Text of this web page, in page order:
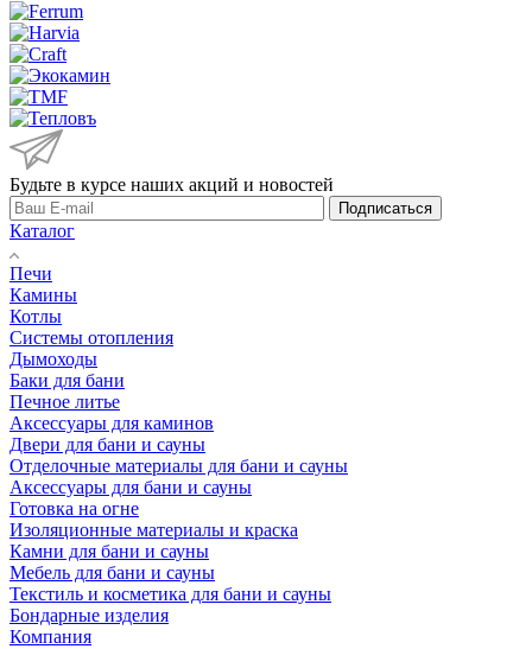
Будьте в курсе наших акций и новостей
Подписаться
Каталог
Печи
Камины
Котлы
Системы отопления
Дымоходы
Баки для бани
Печное литье
Аксессуары для каминов
Двери для бани и сауны
Отделочные материалы для бани и сауны
Аксессуары для бани и сауны
Готовка на огне
Изоляционные материалы и краска
Камни для бани и сауны
Мебель для бани и сауны
Текстиль и косметика для бани и сауны
Бондарные изделия
Компания